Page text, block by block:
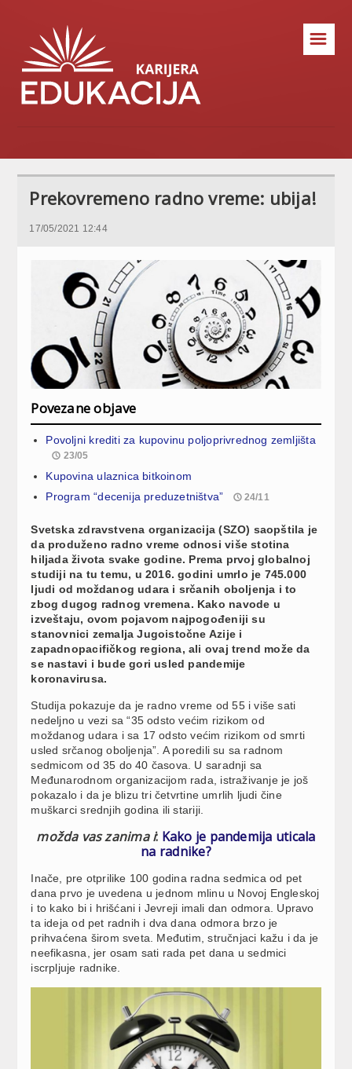
☰
Prekovremeno radno vreme: ubija!
17/05/2021 12:44
Povezane objave
Povoljni krediti za kupovinu poljoprivrednog zemljišta
23/05
Kupovina ulaznica bitkoinom
Program “decenija preduzetništva”
24/11
Svetska zdravstvena organizacija (SZO) saopštila je
da produženo radno vreme odnosi više stotina
hiljada života svake godine. Prema prvoj globalnoj
studiji na tu temu, u 2016. godini umrlo je 745.000
ljudi od moždanog udara i srčanih oboljenja i to
zbog dugog radnog vremena. Kako navode u
izveštaju, ovom pojavom najpogođeniji su
stanovnici zemalja Jugoistočne Azije i
zapadnopacifičkog regiona, ali ovaj trend može da
se nastavi i bude gori usled pandemije
koronavirusa.
Studija pokazuje da je radno vreme od 55 i više sati
nedeljno u vezi sa “35 odsto većim rizikom od
moždanog udara i sa 17 odsto većim rizikom od smrti
usled srčanog oboljenja”. A poredili su sa radnom
sedmicom od 35 do 40 časova. U saradnji sa
Međunarodnom organizacijom rada, istraživanje je još
pokazalo i da je blizu tri četvrtine umrlih ljudi čine
muškarci srednjih godina ili stariji.
možda vas zanima i: Kako je pandemija uticala
na radnike?
Inače, pre otprilike 100 godina radna sedmica od pet
dana prvo je uvedena u jednom mlinu u Novoj Engleskoj
i to kako bi i hrišćani i Jevreji imali dan odmora. Upravo
ta ideja od pet radnih i dva dana odmora brzo je
prihvaćena širom sveta. Međutim, stručnjaci kažu i da je
neefikasna, jer osam sati rada pet dana u sedmici
iscrpljuje radnike.